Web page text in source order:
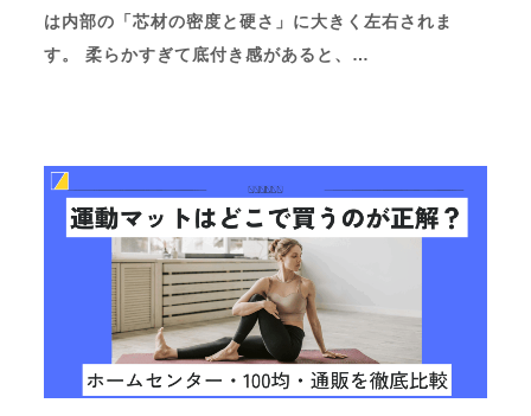
は内部の「芯材の密度と硬さ」に大きく左右されま
す。 柔らかすぎて底付き感があると、…